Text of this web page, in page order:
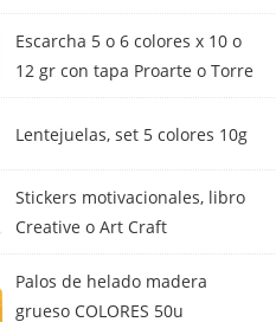
Escarcha 5 o 6 colores x 10 o
12 gr con tapa Proarte o Torre
Lentejuelas, set 5 colores 10g
Stickers motivacionales, libro
Creative o Art Craft
Palos de helado madera
grueso COLORES 50u